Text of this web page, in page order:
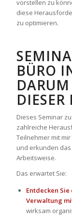
vorstellen zu
diese
zu optimieren.
BÜRO
DIESER
Dieses Seminar
zahlreiche
Teilnehmer mit
und erkunden
Arbeitsweise.
Das erwartet Sie:
Entdecken
Verwaltung
wirksam